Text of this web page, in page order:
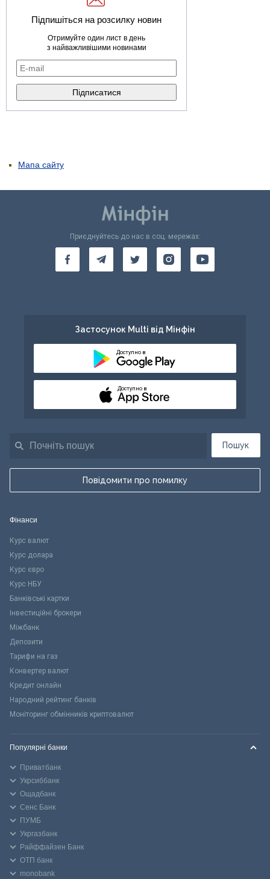
Підпишіться на розсилку новин
Отримуйте один лист в день
з найважливішими новинами
Мапа сайту
Пошук
Повідомити про помилку
Приєднуйтесь до нас в соц. мережах:
Застосунок Multi від Мінфін
Доступно в
Доступно в
Фінанси
Курс валют
Курс долара
Курс євро
Курс НБУ
Банківські картки
Інвестиційні брокери
Міжбанк
Депозити
Тарифи на газ
Конвертер валют
Кредит онлайн
Народний рейтинг банків
Моніторинг обмінників криптовалют
Популярні банки
Приватбанк
Укрсиббанк
Ощадбанк
Сенс Банк
ПУМБ
Укргазбанк
Райффайзен Банк
ОТП банк
monobank